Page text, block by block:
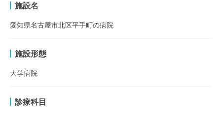
施設名
愛知県名古屋市北区平手町の病院
施設形態
大学病院
診療科目